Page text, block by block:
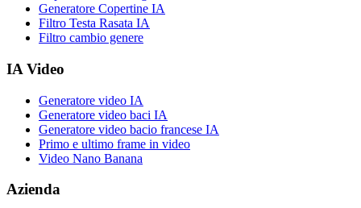
Generatore Copertine IA
Filtro Testa Rasata IA
Filtro cambio genere
IA Video
Generatore video IA
Generatore video baci IA
Generatore video bacio francese IA
Primo e ultimo frame in video
Video Nano Banana
Azienda